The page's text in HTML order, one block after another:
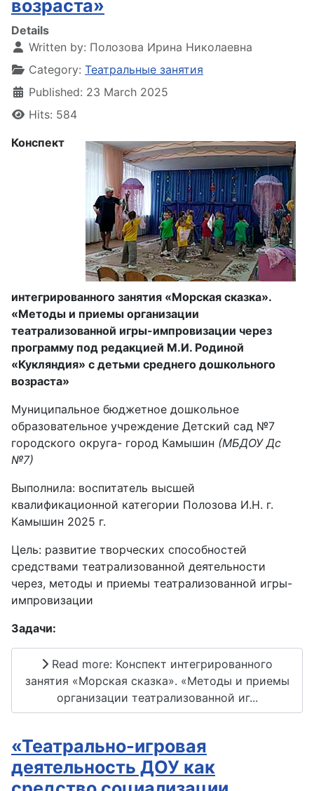
возраста»
Details
Written by: Полозова Ирина Николаевна
Category: Театральные занятия
Published: 23 March 2025
Hits: 584
Конспект
интегрированного занятия «Морская сказка».
«Методы и приемы организации
театрализованной игры-импровизации через
программу под редакцией М.И. Родиной
«Кукляндия» с детьми среднего дошкольного
возраста»
Муниципальное бюджетное дошкольное
образовательное учреждение Детский сад №7
городского округа- город Камышин (МБДОУ Дс
№7)
Выполнила: воспитатель высшей
квалификационной категории Полозова И.Н. г.
Камышин 2025 г.
Цель: развитие творческих способностей
средствами театрализованной деятельности
через, методы и приемы театрализованной игры-
импровизации
Задачи:
Read more: Конспект интегрированного
занятия «Морская сказка». «Методы и приемы
организации театрализованной иг...
«Театрально-игровая
деятельность ДОУ как